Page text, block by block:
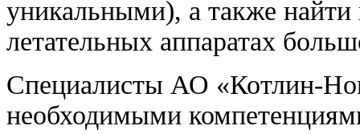
уникальными), а также
летательных аппаратах
Специалисты АО «Котлин-
необходимыми